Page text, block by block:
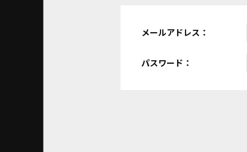
メールアドレス：
パスワード：